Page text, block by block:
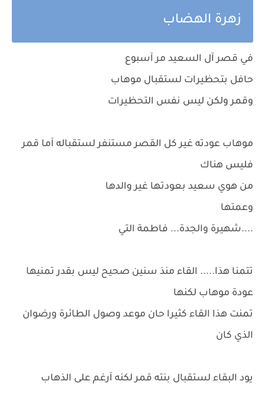
زهرة الهضاب
في قصر آل السعيد مر آسبوع
حافل بتحظيرات لستقبال موهاب
وقمر ولكن ليس نفس التحظيرات
موهاب عودته غير كل القصر مستنفر لستقباله آما قمر
فليس هناك
من هوي سعيد بعودتها غير والدها
وعمتها
....شهيرة والجدة... فاطمة التي
تتمنا هذا..... القاء منذ سنين صحيح ليس بقدر تمنيها
عودة موهاب لكنها
تمنت هذا القاء كثيرا حان موعد وصول الطائرة ورضوان
الذي كان
يود البقاء لستقبال بنته قمر لكنه آرغم على الذهاب